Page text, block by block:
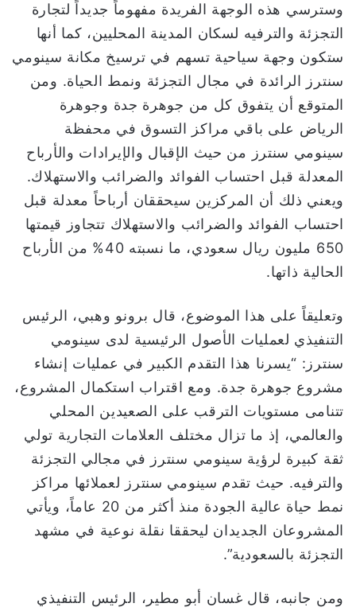
وسترسي هذه الوجهة الفريدة مفهوماً جديداً لتجارة
التجزئة والترفيه لسكان المدينة المحليين، كما أنها
ستكون وجهة سياحية تسهم في ترسيخ مكانة سينومي
سنترز الرائدة في مجال التجزئة ونمط الحياة. ومن
المتوقع أن يتفوق كل من جوهرة جدة وجوهرة
الرياض على باقي مراكز التسوق في محفظة
سينومي سنترز من حيث الإقبال والإيرادات والأرباح
المعدلة قبل احتساب الفوائد والضرائب والاستهلاك.
ويعني ذلك أن المركزين سيحققان أرباحاً معدلة قبل
احتساب الفوائد والضرائب والاستهلاك تتجاوز قيمتها
650 مليون ريال سعودي، ما نسبته 40% من الأرباح
الحالية ذاتها.
وتعليقاً على هذا الموضوع، قال برونو وهبي، الرئيس
التنفيذي لعمليات الأصول الرئيسية لدى سينومي
سنترز: “يسرنا هذا التقدم الكبير في عمليات إنشاء
مشروع جوهرة جدة. ومع اقتراب استكمال المشروع،
تتنامى مستويات الترقب على الصعيدين المحلي
والعالمي، إذ ما تزال مختلف العلامات التجارية تولي
ثقة كبيرة لرؤية سينومي سنترز في مجالي التجزئة
والترفيه. حيث تقدم سينومي سنترز لعملائها مراكز
نمط حياة عالية الجودة منذ أكثر من 20 عاماً، ويأتي
المشروعان الجديدان ليحققا نقلة نوعية في مشهد
التجزئة بالسعودية”.
ومن جانبه، قال غسان أبو مطير، الرئيس التنفيذي